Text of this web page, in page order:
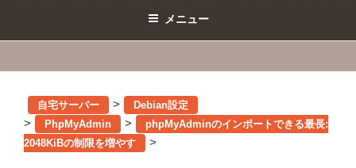
メニュー
自宅サーバー > Debian設定
> PhpMyAdmin >
phpMyAdminのインポートできる最長:
2048KiBの制限を増やす
>